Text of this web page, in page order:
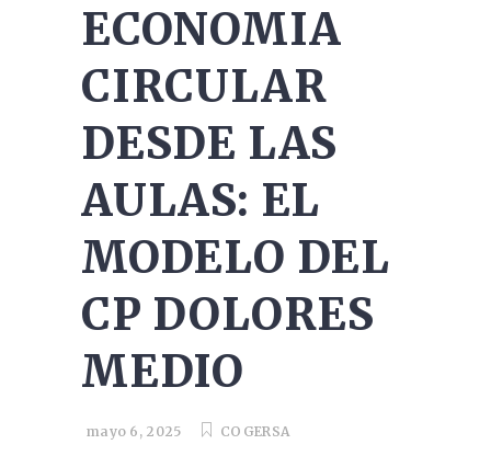
ECONOMIA
CIRCULAR
DESDE LAS
AULAS: EL
MODELO DEL
CP DOLORES
MEDIO
mayo 6, 2025 COGERSA